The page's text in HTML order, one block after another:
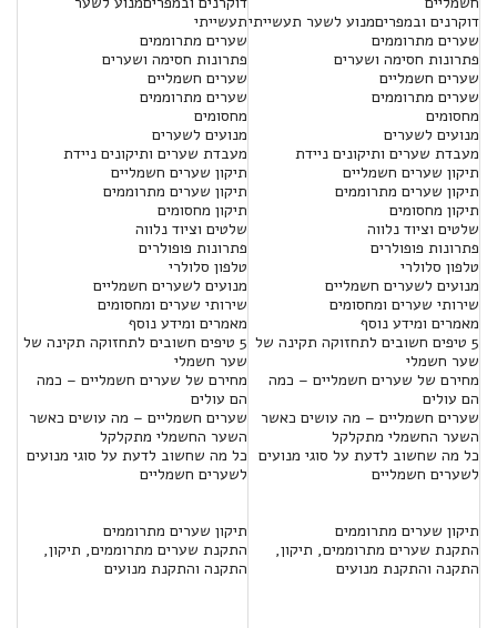
דוקרנים ובמפריםמנוע לשער תעשייתי
שערים מתרוממים
פתרונות חסימה ושערים
שערים חשמליים
שערים מתרוממים
מחסומים
מנועים לשערים
מעבדת שערים ותיקונים ניידת
תיקון שערים חשמליים
תיקון שערים מתרוממים
תיקון מחסומים
שלטים וציוד נלווה
פתרונות פופולרים
טלפון סלולרי
מנועים לשערים חשמליים
שירותי שערים ומחסומים
מאמרים ומידע נוסף
5 טיפים חשובים לתחזוקה תקינה של
שער חשמלי
מחירם של שערים חשמליים – כמה
הם עולים
שערים חשמליים – מה עושים כאשר
השער החשמלי מתקלקל
כל מה שחשוב לדעת על סוגי מנועים
לשערים חשמליים
תיקון שערים מתרוממים
התקנת שערים מתרוממים, תיקון,
התקנה והתקנת מנועים
תעשייתי
שערים מתרוממים
פתרונות חסימה ושערים
שערים חשמליים
שערים מתרוממים
מחסומים
מנועים לשערים
מעבדת שערים ותיקונים ניידת
תיקון שערים חשמליים
תיקון שערים מתרוממים
תיקון מחסומים
שלטים וציוד נלווה
פתרונות פופולרים
טלפון סלולרי
מנועים לשערים חשמליים
שירותי שערים ומחסומים
מאמרים ומידע נוסף
5 טיפים חשובים לתחזוקה תקינה של
שער חשמלי
מחירם של שערים חשמליים – כמה
הם עולים
שערים חשמליים – מה עושים כאשר
השער החשמלי מתקלקל
כל מה שחשוב לדעת על סוגי מנועים
לשערים חשמליים
תיקון שערים מתרוממים
התקנת שערים מתרוממים, תיקון,
התקנה והתקנת מנועים